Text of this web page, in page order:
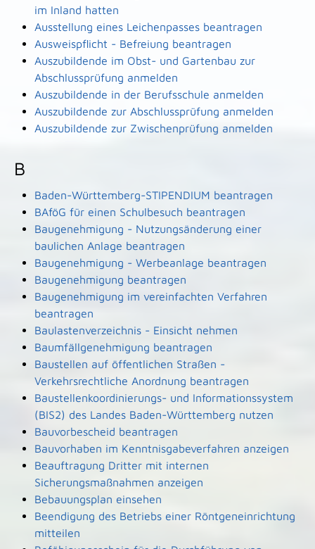
im Inland hatten
Ausstellung eines Leichenpasses beantragen
Ausweispflicht - Befreiung beantragen
Auszubildende im Obst- und Gartenbau zur
Abschlussprüfung anmelden
Auszubildende in der Berufsschule anmelden
Auszubildende zur Abschlussprüfung anmelden
Auszubildende zur Zwischenprüfung anmelden
B
Baden-Württemberg-STIPENDIUM beantragen
BAföG für einen Schulbesuch beantragen
Baugenehmigung - Nutzungsänderung einer
baulichen Anlage beantragen
Baugenehmigung - Werbeanlage beantragen
Baugenehmigung beantragen
Baugenehmigung im vereinfachten Verfahren
beantragen
Baulastenverzeichnis - Einsicht nehmen
Baumfällgenehmigung beantragen
Baustellen auf öffentlichen Straßen -
Verkehrsrechtliche Anordnung beantragen
Baustellenkoordinierungs- und Informationssystem
(BIS2) des Landes Baden-Württemberg nutzen
Bauvorbescheid beantragen
Bauvorhaben im Kenntnisgabeverfahren anzeigen
Beauftragung Dritter mit internen
Sicherungsmaßnahmen anzeigen
Bebauungsplan einsehen
Beendigung des Betriebs einer Röntgeneinrichtung
mitteilen